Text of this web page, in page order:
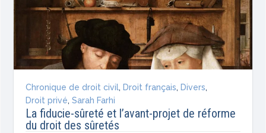
Chronique de droit civil, Droit français, Divers,
Droit privé,Sarah Farhi
La fiducie-sûreté et l’avant-projet de réforme
du droit des sûretés